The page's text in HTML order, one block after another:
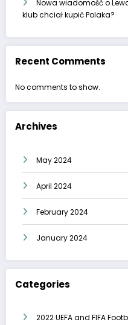
Nowa wiadomość o
klub chciał kupić Polaka?
Recent Comments
No comments to show.
Archives
May 2024
April 2024
February 2024
January 2024
Categories
2022 UEFA and FIFA